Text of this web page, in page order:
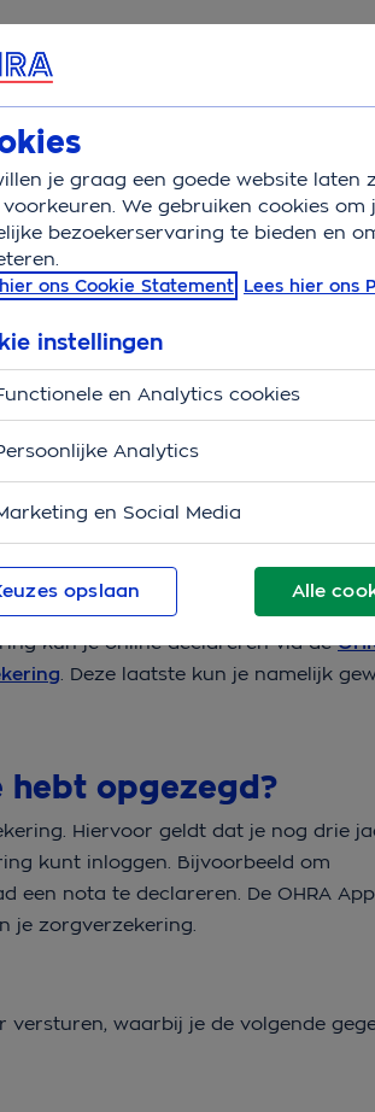
& Contact
meer bij ons
betekent natuurlijk niet dat je geen
over de periode dat je nog bij
meer op dezelfde manieren
je bij OHRA
kun je online declareren via de
. Deze laatste kun je namelijk
opgezegd?
Hiervoor geldt dat je nog drie
kunt inloggen. Bijvoorbeeld om
een nota te declareren. De OHRA
je zorgverzekering.
waarbij je de volgende
je graag een goede website laten
We gebruiken cookies om
bezoekerservaring te bieden en
ons Cookie Statement Lees hier ons
Alle
instellingen
en Analytics cookies
Analytics
en Social Media
opslaan